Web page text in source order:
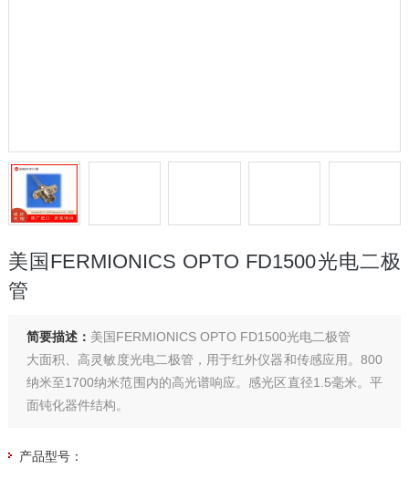
美国FERMIONICS OPTO FD1500光电二极
管
简要描述： 美国FERMIONICS OPTO FD1500光电二极管
大面积、高灵敏度光电二极管，用于红外仪器和传感应用。800
纳米至1700纳米范围内的高光谱响应。感光区直径1.5毫米。平
面钝化器件结构。
产品型号：